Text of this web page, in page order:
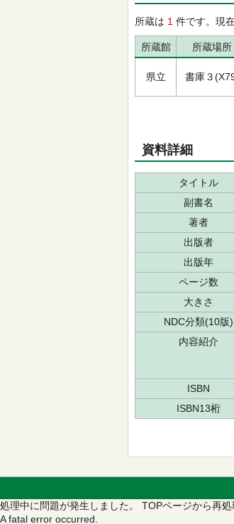
所蔵は 1 件です。現
所蔵館 所蔵場所
県立 書庫３
資料詳細
タイトル
副書名
著者
出版者
出版年
ページ数
大きさ
NDC分類(10版)
内容紹介
ISBN
ISBN13桁
処理中に問題が発生しました。 TOPページから再処
A fatal error occurred.